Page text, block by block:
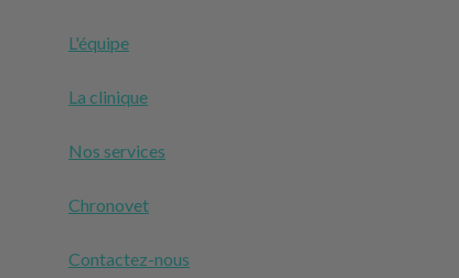
L'équipe
La clinique
Nos services
Chronovet
Contactez-nous